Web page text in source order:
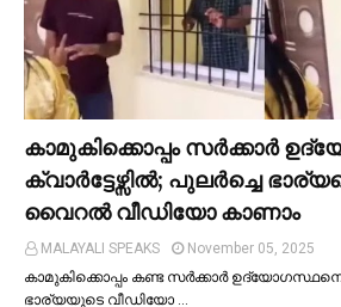
കാമുകിക്കൊപ്പം സര്‍ക്കാര്‍
ക്വാര്‍ട്ടേഴ്സില്‍; പുലര്‍ച്ചെ
വൈറല്‍ വീഡിയോ കാണാം
MALAYALI SPEAKS
November 05, 2025
കാമുകിക്കൊപ്പം കണ്ട സർക്കാർ ഉദ്യോഗസ്ഥനെ
ഭാര്യയുടെ വീഡിയോ …